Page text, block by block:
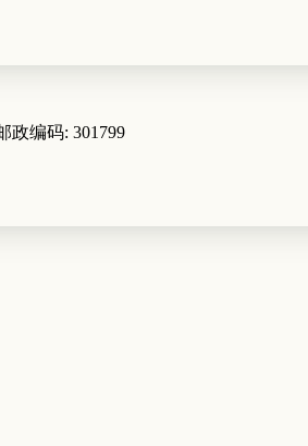
政编码: 301799